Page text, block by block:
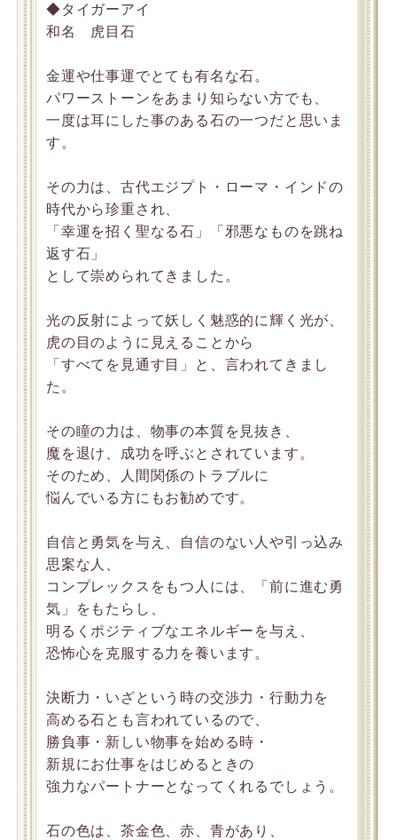
◆タイガーアイ
和名 虎目石
金運や仕事運でとても有名な石。
パワーストーンをあまり知らない方でも、
一度は耳にした事のある石の一つだと思いま
す。
その力は、古代エジプト・ローマ・インドの
時代から珍重され、
「幸運を招く聖なる石」「邪悪なものを跳ね
返す石」
として崇められてきました。
光の反射によって妖しく魅惑的に輝く光が、
虎の目のように見えることから
「すべてを見通す目」と、言われてきまし
た。
その瞳の力は、物事の本質を見抜き、
魔を退け、成功を呼ぶとされています。
そのため、人間関係のトラブルに
悩んでいる方にもお勧めです。
自信と勇気を与え、自信のない人や引っ込み
思案な人、
コンプレックスをもつ人には、「前に進む勇
気」をもたらし、
明るくポジティブなエネルギーを与え、
恐怖心を克服する力を養います。
決断力・いざという時の交渉力・行動力を
高める石とも言われているので、
勝負事・新しい物事を始める時・
新規にお仕事をはじめるときの
強力なパートナーとなってくれるでしょう。
石の色は、茶金色、赤、青があり、